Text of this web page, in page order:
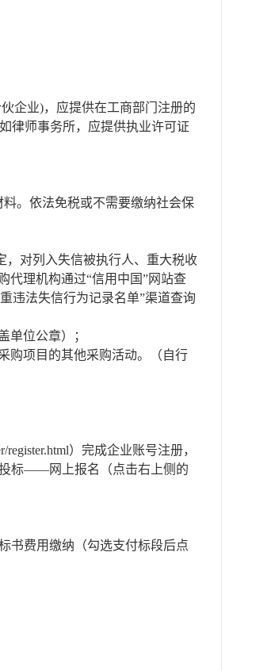
企业)，应提供在工商部门注册的
律师事务所，应提供执业许可证
。依法免税或不需要缴纳社会保
，对列入失信被执行人、重大税收
代理机构通过“信用中国”网站查
违法失信行为记录名单”渠道查询
单位公章）；
购项目的其他采购活动。（自行
register.html）完成企业账号注册，
投标——网上报名（点击右上侧的
书费用缴纳（勾选支付标段后点